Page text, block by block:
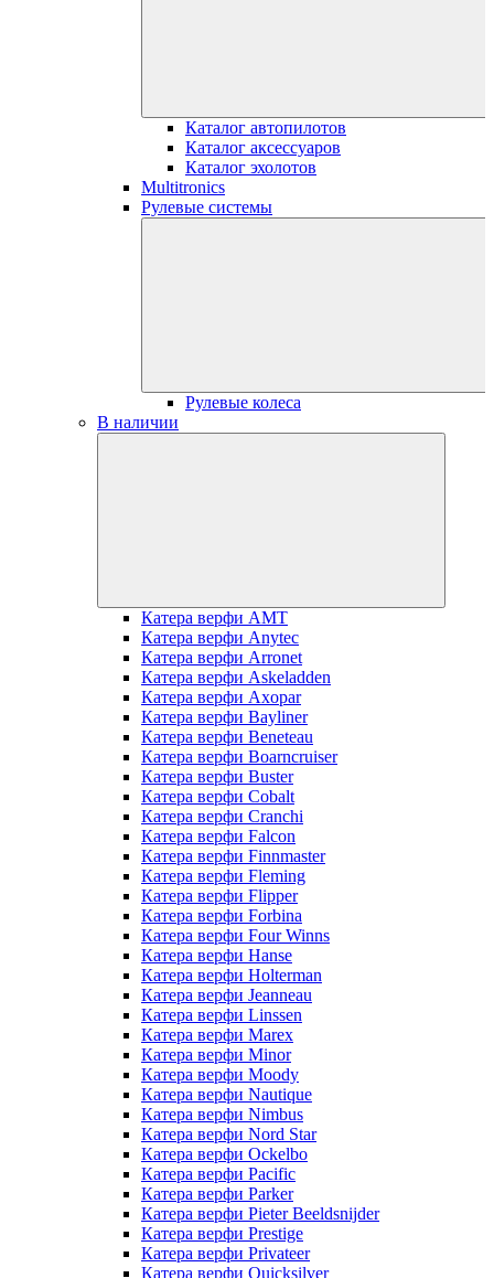
Каталог автопилотов
Каталог аксессуаров
Каталог эхолотов
Multitronics
Рулевые системы
Рулевые колеса
В наличии
Катера верфи AMT
Катера верфи Anytec
Катера верфи Arronet
Катера верфи Askeladden
Катера верфи Axopar
Катера верфи Bayliner
Катера верфи Beneteau
Катера верфи Boarncruiser
Катера верфи Buster
Катера верфи Cobalt
Катера верфи Cranchi
Катера верфи Falcon
Катера верфи Finnmaster
Катера верфи Fleming
Катера верфи Flipper
Катера верфи Forbina
Катера верфи Four Winns
Катера верфи Hanse
Катера верфи Holterman
Катера верфи Jeanneau
Катера верфи Linssen
Катера верфи Marex
Катера верфи Minor
Катера верфи Moody
Катера верфи Nautique
Катера верфи Nimbus
Катера верфи Nord Star
Катера верфи Ockelbo
Катера верфи Pacific
Катера верфи Parker
Катера верфи Pieter Beeldsnijder
Катера верфи Prestige
Катера верфи Privateer
Катера верфи Quicksilver